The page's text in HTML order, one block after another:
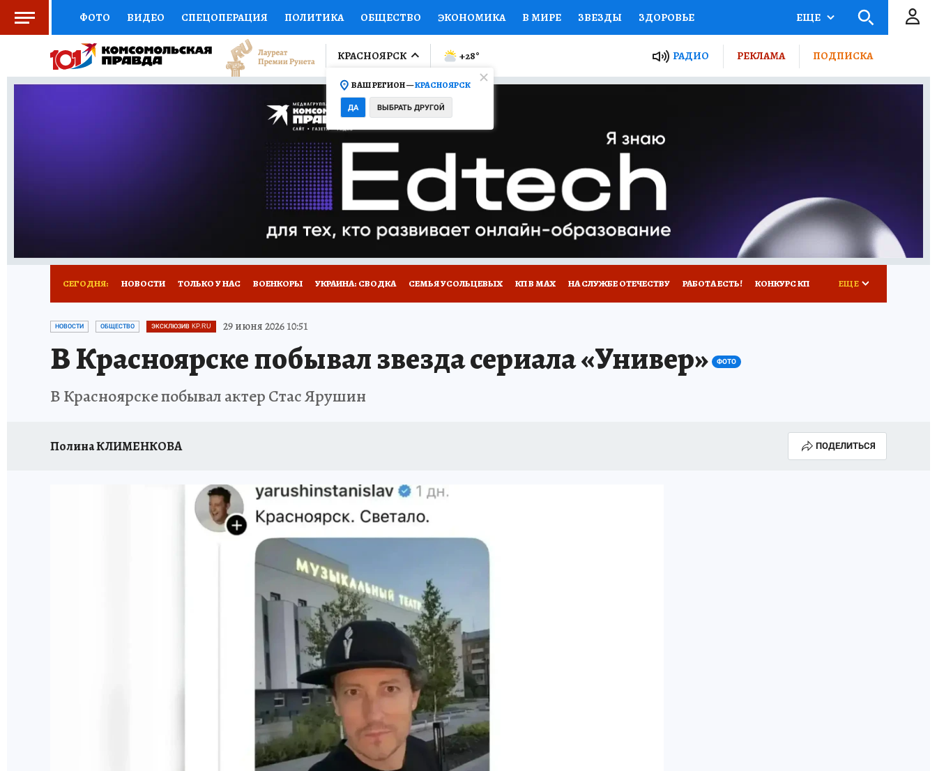
ФОТО ВИДЕО СПЕЦОПЕРАЦИЯ ПОЛИТИКА ОБЩЕСТВО ЭКОНОМИКА В МИРЕ ЗВЕЗДЫ ЗДОРОВЬЕ
СОЦПОДДЕРЖКА НАУКА СПОРТ КОЛУМНИСТЫ ПРОИСШЕСТВИЯ НАЦИОНАЛЬНЫЕ ПРОЕКТЫ РОССИИ
ВЫБОР ЭКСПЕРТОВ ДОКТОР ФИНАНСЫ ОТКРЫВАЕМ МИР Я ЗНАЮ СЕМЬЯ ЖЕНСКИЕ СЕКРЕТЫ ПУТЕВОДИТЕЛЬ
ПРОГНОЗЫ НА СПОРТ ПРОМОКОДЫ СЕРИАЛЫ
ТЕЛЕВИЗОР КОЛЛЕКЦИИ КОНКУРСЫ ГИД ПОТРЕБИТЕЛЯ
НОВОЕ НА САЙТЕ
ЕЩЕ
КРАСНОЯРСК
ВАШ РЕГИОН —КРАСНОЯРСК
ДА ВЫБРАТЬ ДРУГОЙ
+28° РАДИО РЕКЛАМА ПОДПИСКА
СЕГОДНЯ: НОВОСТИ ТОЛЬКО У НАС ВОЕНКОРЫ УКРАИНА: СВОДКА СЕМЬЯ УСОЛЬЦЕВЫХ КП В МАХ НА СЛУЖБЕ ОТЕЧЕСТВУ РАБОТА ЕСТЬ! КОНКУРС КП
ОТДЫХ В РОССИИ ЗАПОВЕДНАЯ РОССИЯ
ЕЩЕ
НОВОСТИ ОБЩЕСТВО ЭКСКЛЮЗИВ KP.RU 29 июня 2026 10:51
В Красноярске побывал звезда сериала «Универ» ФОТО
В Красноярске побывал актер Стас Ярушин
Полина КЛИМЕНКОВА ПОДЕЛИТЬСЯ